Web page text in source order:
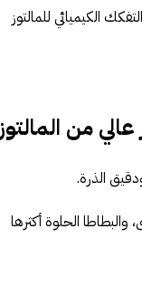
الكيميائي للمالتوز
من المالتوز
الذرة.
والبطاطا الحلوة أكثرها